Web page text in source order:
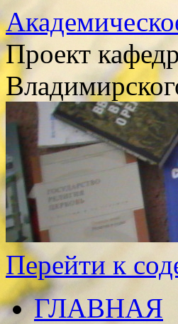
Проект
Перейти к
ГЛАВНАЯ